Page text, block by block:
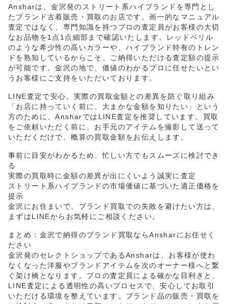
Ansharは、金沢発のストリート系ハイブランドを専門とし
たブランド古着販売・買取のお店です。画一的なマニュアル
査定ではなく、専門知識を持つプロの査定員がお客様の大切
なお品物を1点1点細部まで確認いたします。レッドベリル
のような希少性の高いカラーや、ハイブランド特有のトレン
ドを熟知しているからこそ、ご納得いただける査定額の提示
が可能です。金沢の地で、価値のわかるプロに任せたいとい
うお客様にご支持をいただいております。
LINE査定で安心。実際の買取金額との差異を防ぐ取り組み
「お店に持っていく前に、大まかな金額を知りたい」という
方のために、AnsharではLINE査定を推奨しています。買取
をご依頼いただく前に、お手元のアイテムを撮影して送って
いただくだけで、概算の買取金額をお伝えします。
事前に目安がわかるため、忙しい方でもスムーズに検討でき
る
実際の買取時に金額の差異が出にくいよう誠実に査定
ストリート系ハイブランドの市場価値に基づいた適正価格を
提示
金沢にお住まいで、ブランド買取での失敗を避けたい方は、
まずはLINEからお気軽にご相談ください。
まとめ：金沢で納得のブランド買取ならAnsharにお任せく
ださい
金沢発のセレクトショップであるAnsharは、お客様が使わ
なくなった洋服やブランドアイテムを次のオーナー様へと繋
ぐ架け橋となります。プロの査定員による確かな目利きと、
LINE査定による透明性の高いプロセスで、安心してお取引
いただける環境を整えています。ブランド品の販売・買取を